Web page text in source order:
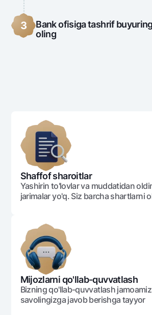
3
Bank ofisiga tashrif
oling
Shaffof sharoitlar
Yashirin to'lovlar va muddatidan
jarimalar yo'q. Siz barcha shartlarni
Mijozlarni qo'llab-quvvatlash
Bizning qo'llab-quvvatlash
savolingizga javob berishga tayyor